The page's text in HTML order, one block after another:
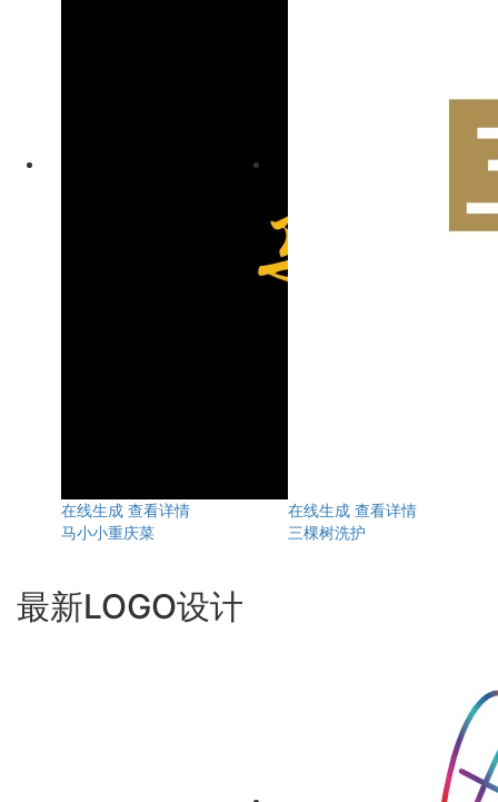
在线生成 查看详情
马小小重庆菜
在线生成 查看详情
三棵树洗护
最新LOGO设计